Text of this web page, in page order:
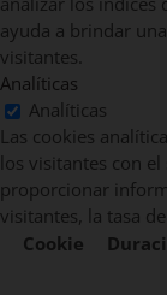
ayuda a brindar
visitantes.
Analíticas
Analíticas
Las cookies
los visitantes con
proporcionar
visitantes, la tasa
Cookie